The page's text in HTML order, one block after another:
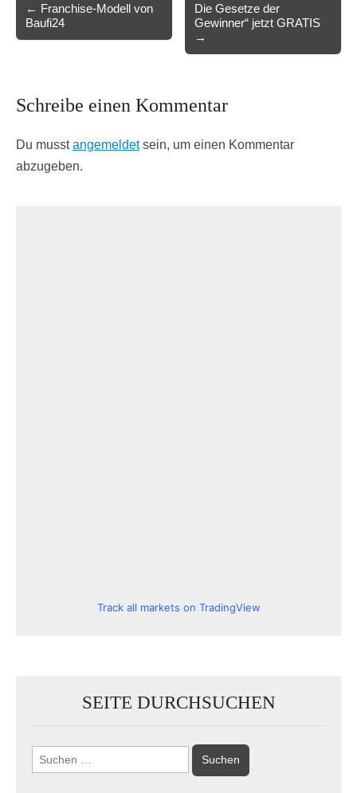
navigation
← Franchise-Modell von
Baufi24
Die Gesetze der
Gewinner“ jetzt GRATIS
→
Schreibe einen Kommentar
Du musstangemeldetsein, um einen Kommentar
abzugeben.
Track all markets on TradingView
SEITE DURCHSUCHEN
Suchen
nach: